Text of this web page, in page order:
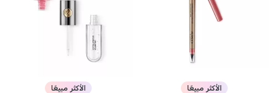
الأكثر مبيعًا الأكثر مبيعًا